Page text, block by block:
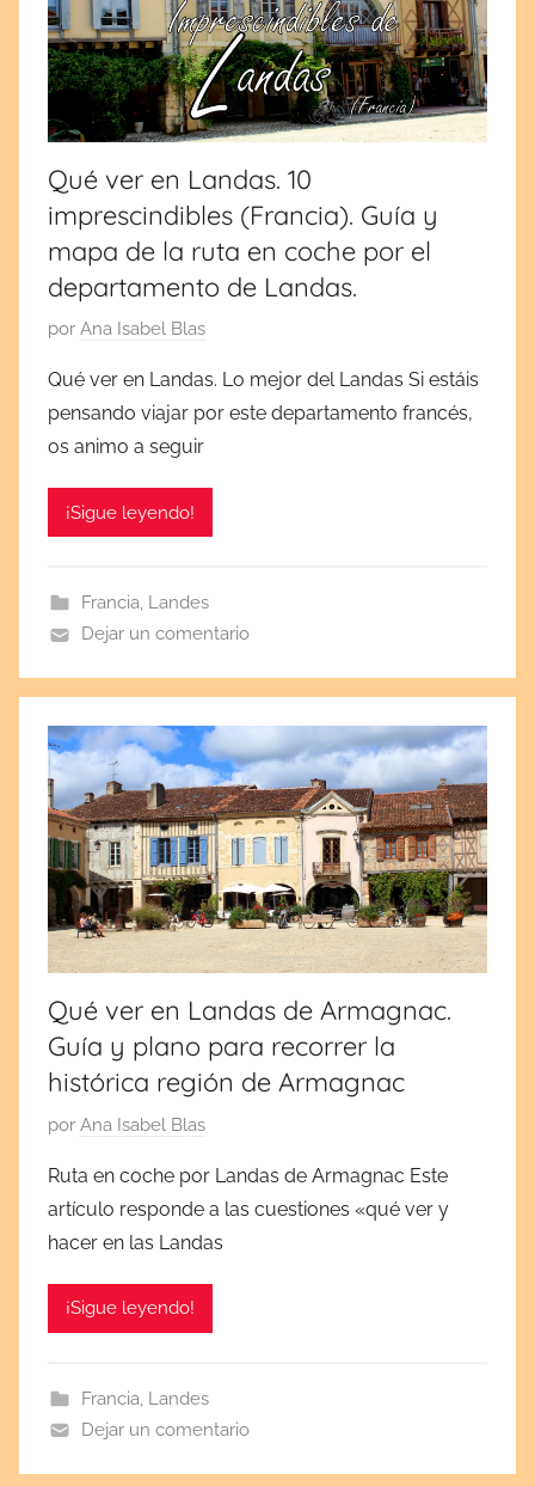
España
Europa
tradiciones.
¡Visita
blog!
Qué ver en Landas. 10
imprescindibles (Francia). Guía y
mapa de la ruta en coche por el
departamento de Landas.
P
b
l
i
c
e
l
g
o
s
t
o
1
6
,
2
2
2
por Ana Isabel Blas
Qué ver en Landas. Lo mejor del Landas Si estáis
pensando viajar por este departamento francés,
os animo a seguir
¡Sigue leyendo!
Francia, Landes
Dejar un comentario
Qué ver en Landas de Armagnac.
Guía y plano para recorrer la
histórica región de Armagnac
P
b
l
i
c
e
l
por Ana Isabel Blas
Ruta en coche por Landas de Armagnac Este
artículo responde a las cuestiones «qué ver y
hacer en las Landas
¡Sigue leyendo!
Francia, Landes
Dejar un comentario